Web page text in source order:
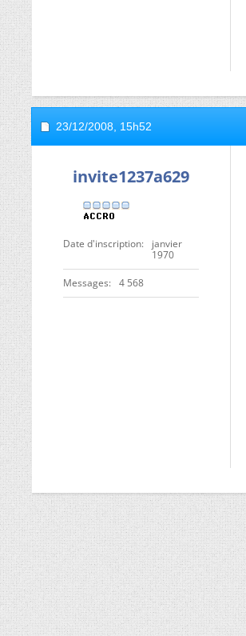
23/12/2008, 15h52
invite1237a629
Date d'inscription
janvier
1970
Messages 4 568